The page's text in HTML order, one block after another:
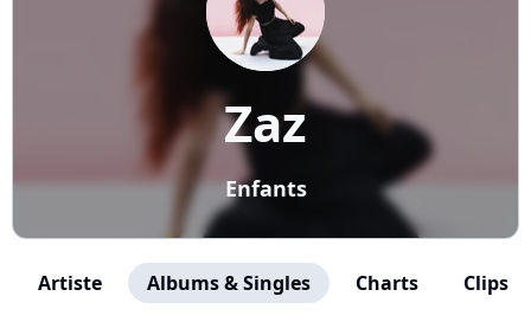
Zaz
Enfants
Artiste Albums & Singles Charts Clips